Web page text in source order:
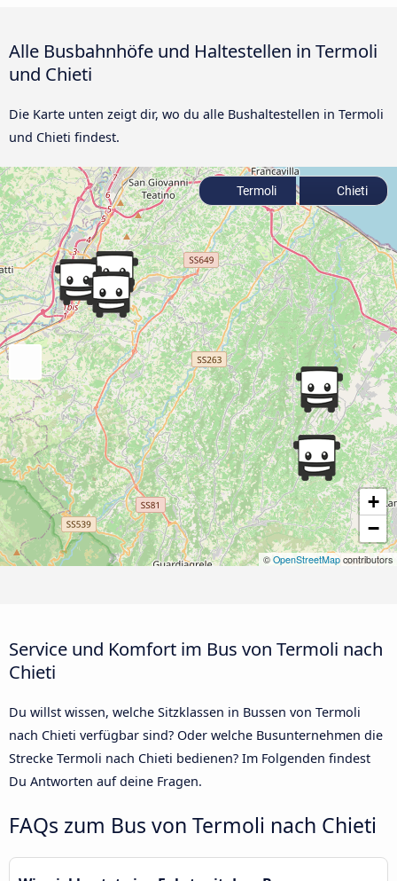
Alle Busbahnhöfe und Haltestellen in Termoli
und Chieti
Die Karte unten zeigt dir, wo du alle Bushaltestellen in Termoli
und Chieti findest.
+
−
© OpenStreetMap contributors
Termoli Chieti
Service und Komfort im Bus von Termoli nach
Chieti
Du willst wissen, welche Sitzklassen in Bussen von Termoli
nach Chieti verfügbar sind? Oder welche Busunternehmen die
Strecke Termoli nach Chieti bedienen? Im Folgenden findest
Du Antworten auf deine Fragen.
FAQs zum Bus von Termoli nach Chieti